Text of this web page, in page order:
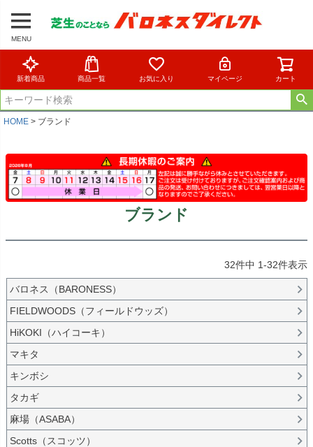
MENU
新着商品 商品一覧 お気に入り マイページ カート
HOME ブランド
ブランド
32件中 1-32件表示
バロネス（BARONESS）
FIELDWOODS（フィールドウッズ）
HiKOKI（ハイコーキ）
マキタ
キンボシ
タカギ
麻場（ASABA）
Scotts（スコッツ）